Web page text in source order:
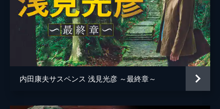
内田康夫サスペンス 浅見光彦 ～最終章～